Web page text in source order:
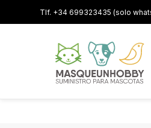
Tlf. +34 699323435 (solo